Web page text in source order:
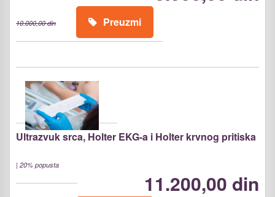
10.000,00 din Preuzmi
Ultrazvuk srca, Holter EKG-a i Holter krvnog pritiska
| 20% popusta
11.200,00 din